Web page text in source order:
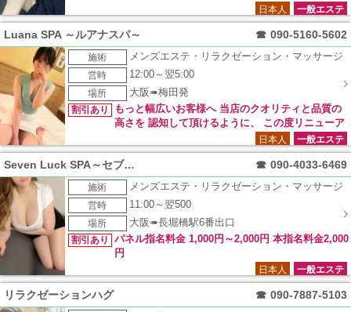
一般エステ
日本人
Luana SPA ～ルアナスパ～ ☎ 090-5160-5602
施術
メンズエステ・リラクゼーション・マッサージ
営時
12:00～翌5:00
場所
大阪➠梅田発
割引あり
もっと幅広いお客様へ 当店のクオリティと品質の
高さを 認知して頂けるように、 この度リニューア
ル記念として 特別クーポンを発行いたしました。 ネット予約
のご対応を頂いた お客様に限り通常コースより 総額より【 20
00円OFF 】にて ご案内させていただきます。
一般エステ
日本人
Seven Luck SPA～セブンラックスパ ☎ 090-4033-6469
施術
メンズエステ・リラクゼーション・マッサージ
営時
11:00～翌500
場所
大阪➠長堀橋駅6番出口
割引あり
パネル指名料金 1,000円～2,000円 本指名料金2,000
円
一般エステ
日本人
リラクゼーションハグ ☎ 090-7887-5103